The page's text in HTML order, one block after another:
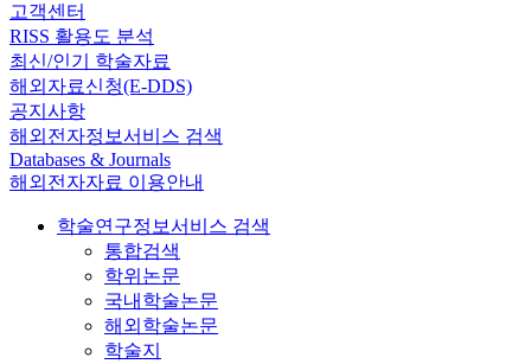
고객센터
RISS 활용도 분석
최신/인기 학술자료
해외자료신청(E-DDS)
공지사항
해외전자정보서비스 검색
Databases & Journals
해외전자자료 이용안내
학술연구정보서비스 검색
통합검색
학위논문
국내학술논문
해외학술논문
학술지